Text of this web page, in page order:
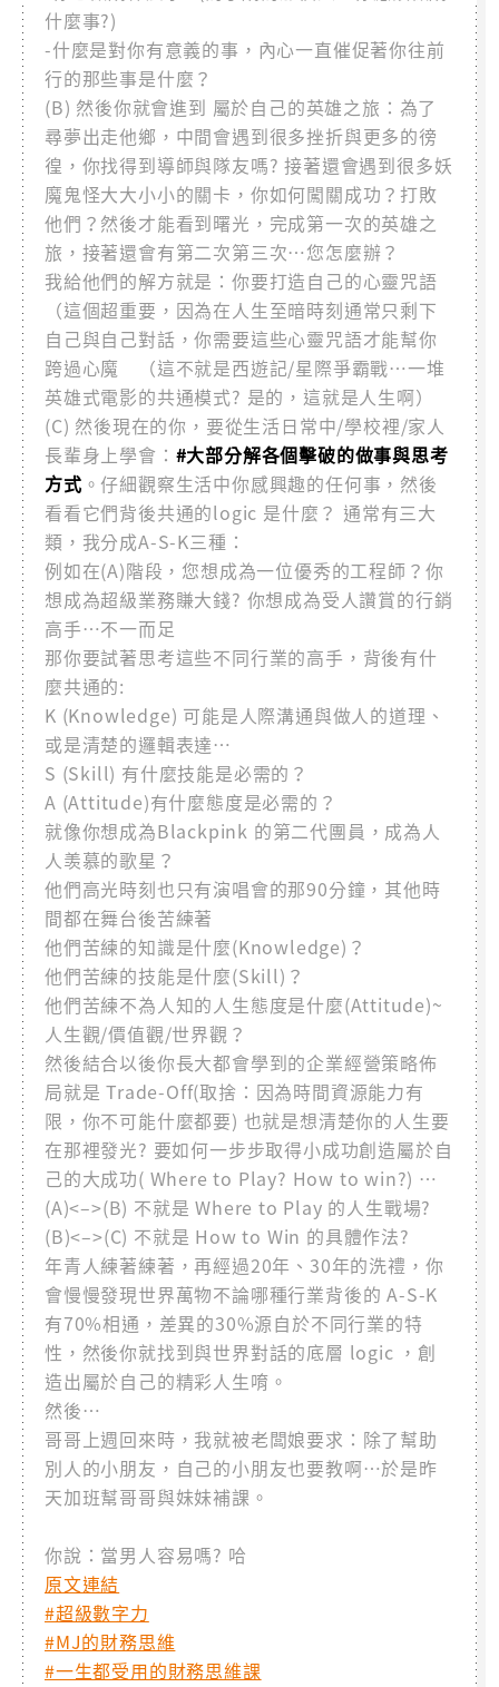
什麼事?)
-什麼是對你有意義的事，內心一直催促著你往前
行的那些事是什麼？
(B) 然後你就會進到 屬於自己的英雄之旅：為了
尋夢出走他鄉，中間會遇到很多挫折與更多的徬
徨，你找得到導師與隊友嗎? 接著還會遇到很多妖
魔鬼怪大大小小的關卡，你如何闖關成功？打敗
他們？然後才能看到曙光，完成第一次的英雄之
旅，接著還會有第二次第三次…您怎麼辦？
我給他們的解方就是：你要打造自己的心靈咒語
（這個超重要，因為在人生至暗時刻通常只剩下
自己與自己對話，你需要這些心靈咒語才能幫你
跨過心魔 （這不就是西遊記/星際爭霸戰…一堆
英雄式電影的共通模式? 是的，這就是人生啊）
(C) 然後現在的你，要從生活日常中/學校裡/家人
長輩身上學會： #大部分解各個擊破的做事與思考
方式 。仔細觀察生活中你感興趣的任何事，然後
看看它們背後共通的logic 是什麼？ 通常有三大
類，我分成A-S-K三種：
例如在(A)階段，您想成為一位優秀的工程師？你
想成為超級業務賺大錢? 你想成為受人讚賞的行銷
高手…不一而足
那你要試著思考這些不同行業的高手，背後有什
麼共通的:
K (Knowledge) 可能是人際溝通與做人的道理、
或是清楚的邏輯表達…
S (Skill) 有什麼技能是必需的？
A (Attitude)有什麼態度是必需的？
就像你想成為Blackpink 的第二代團員，成為人
人羡慕的歌星？
他們高光時刻也只有演唱會的那90分鐘，其他時
間都在舞台後苦練著
他們苦練的知識是什麼(Knowledge)？
他們苦練的技能是什麼(Skill)？
他們苦練不為人知的人生態度是什麼(Attitude)~
人生觀/價值觀/世界觀？
然後結合以後你長大都會學到的企業經營策略佈
局就是 Trade-Off(取捨：因為時間資源能力有
限，你不可能什麼都要) 也就是想清楚你的人生要
在那裡發光? 要如何一步步取得小成功創造屬於自
己的大成功( Where to Play? How to win?) …
(A)<–>(B) 不就是 Where to Play 的人生戰場?
(B)<–>(C) 不就是 How to Win 的具體作法?
年青人練著練著，再經過20年、30年的洗禮，你
會慢慢發現世界萬物不論哪種行業背後的 A-S-K
有70%相通，差異的30%源自於不同行業的特
性，然後你就找到與世界對話的底層 logic ，創
造出屬於自己的精彩人生唷。
然後…
哥哥上週回來時，我就被老闆娘要求：除了幫助
別人的小朋友，自己的小朋友也要教啊…於是昨
天加班幫哥哥與妹妹補課。
你說：當男人容易嗎? 哈
原文連結
#超級數字力
#MJ的財務思維
#一生都受用的財務思維課